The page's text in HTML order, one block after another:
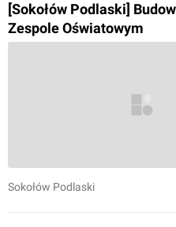
[Sokołów Podlaski]
Zespole Oświatowym
Sokołów Podlaski